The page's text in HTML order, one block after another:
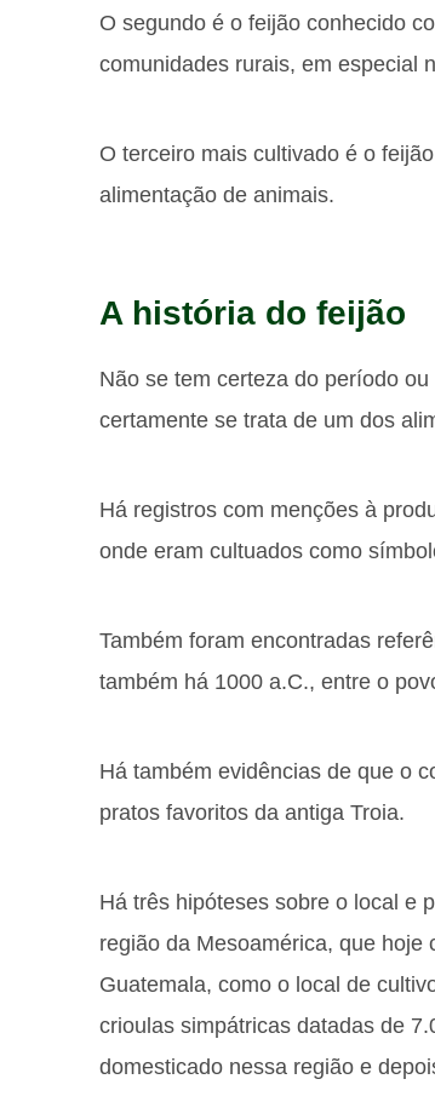
O segundo é o feijão conhecido
comunidades rurais, em especial
O terceiro mais cultivado é o
alimentação de animais.
A história do feijão
Não se tem certeza do período
certamente se trata de um dos
Há registros com menções à
onde eram cultuados como
Também foram encontradas
também há 1000 a.C., entre o
Há também evidências de que o
pratos favoritos da antiga Troia.
Há três hipóteses sobre o local e
região da Mesoamérica, que
Guatemala, como o local de
crioulas simpátricas datadas de
domesticado nessa região e